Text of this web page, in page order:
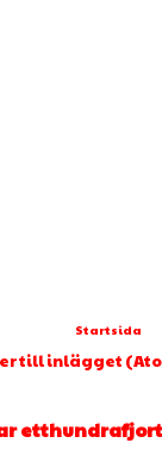
Startsida
till inlägget